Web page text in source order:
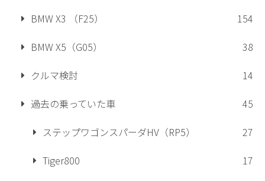
BMW X3 （F25）
154
BMW X5（G05）
38
クルマ検討
14
過去の乗っていた車
45
ステップワゴンスパーダHV（RP5）
27
Tiger800
17